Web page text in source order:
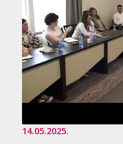
14.05.2025.